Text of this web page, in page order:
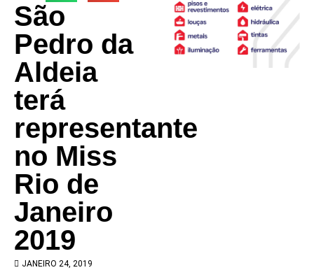
São
Pedro da
Aldeia
terá
representante
no Miss
Rio de
Janeiro
2019
JANEIRO 24, 2019